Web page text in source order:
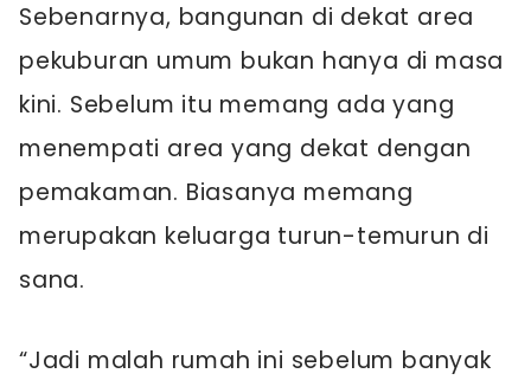
Sebenarnya, bangunan di dekat area
pekuburan umum bukan hanya di masa
kini. Sebelum itu memang ada yang
menempati area yang dekat dengan
pemakaman. Biasanya memang
merupakan keluarga turun-temurun di
sana.
“Jadi malah rumah ini sebelum banyak